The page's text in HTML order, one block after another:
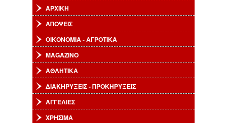
ΑΡΧΙΚΗ
ΑΠΟΨΕΙΣ
ΟΙΚΟΝΟΜΙΑ - ΑΓΡΟΤΙΚΑ
MAGAZINO
ΑΘΛΗΤΙΚΑ
ΔΙΑΚΗΡΥΞΕΙΣ - ΠΡΟΚΗΡΥΞΕΙΣ
ΑΓΓΕΛΙΕΣ
ΧΡΗΣΙΜΑ